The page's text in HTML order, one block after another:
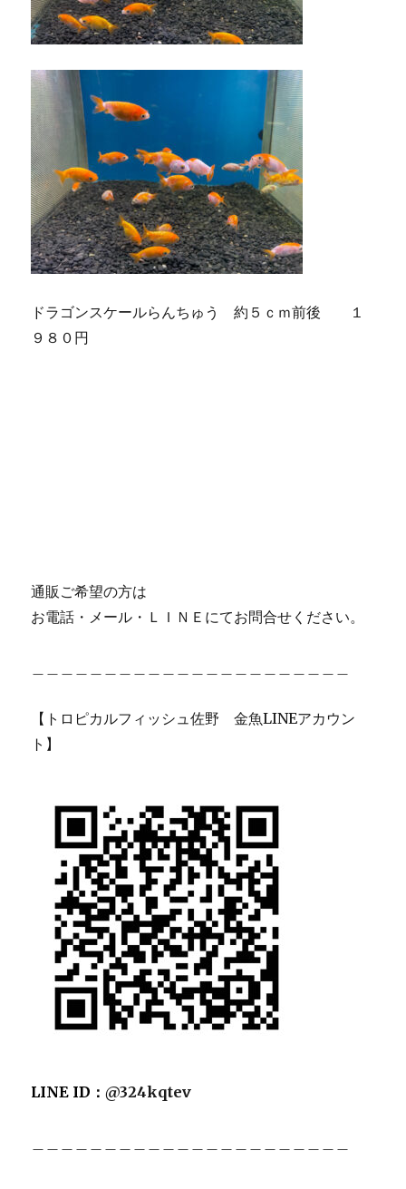
ドラゴンスケールらんちゅう 約５ｃｍ前後 １
９８０円
通販ご希望の方は
お電話・メール・ＬＩＮＥにてお問合せください。
【トロピカルフィッシュ佐野 金魚LINEアカウン
ト】
LINE ID：@324kqtev